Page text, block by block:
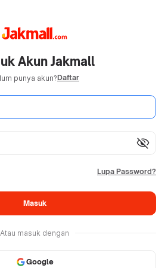
Akun Jakmall
punya akun?Daftar
visibility_off
Lupa Password?
Masuk
Atau masuk dengan
Google